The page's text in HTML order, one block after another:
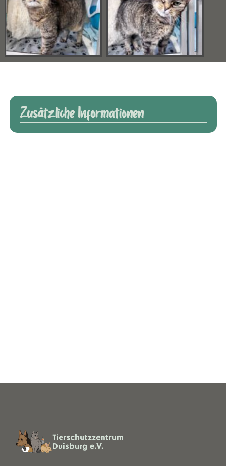
Zusätzliche Informationen